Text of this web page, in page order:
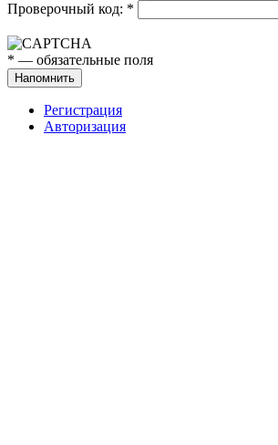
Проверочный код: *
* — обязательные поля
Напомнить
Регистрация
Авторизация